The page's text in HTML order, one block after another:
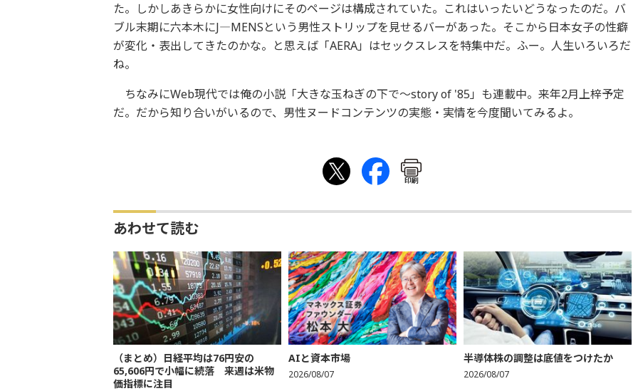
た。しかしあきらかに女性向けにそのページは構成されていた。これはいったいどうなったのだ。バ
ブル末期に六本木にJ―MENSという男性ストリップを見せるバーがあった。そこから日本女子の性癖
が変化・表出してきたのかな。と思えば「AERA」はセックスレスを特集中だ。ふー。人生いろいろだ
ね。
ちなみにWeb現代では俺の小説「大きな玉ねぎの下で〜story of '85」も連載中。来年2月上梓予定
だ。だから知り合いがいるので、男性ヌードコンテンツの実態・実情を今度聞いてみるよ。
印刷
あわせて読む
（まとめ）日経平均は76円安の
65,606円で小幅に続落 来週は米物
価指標に注目
AIと資本市場
2026/08/07
半導体株の調整は底値をつけたか
2026/08/07